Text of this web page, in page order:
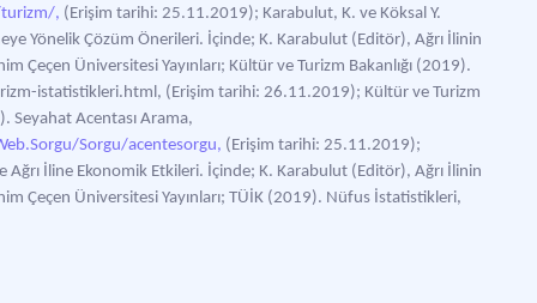
, (Erişim tarihi: 25.11.2019); Karabulut, K. ve Köksal Y.
Yönelik Çözüm Önerileri. İçinde; K. Karabulut (Editör), Ağrı İlinin
Çeçen Üniversitesi Yayınları; Kültür ve Turizm Bakanlığı (2019).
istatistikleri.html, (Erişim tarihi: 26.11.2019); Kültür ve Turizm
Seyahat Acentası Arama,
Sorgu/acentesorgu, (Erişim tarihi: 25.11.2019);
Ağrı İline Ekonomik Etkileri. İçinde; K. Karabulut (Editör), Ağrı İlinin
Çeçen Üniversitesi Yayınları; TÜİK (2019). Nüfus İstatistikleri,